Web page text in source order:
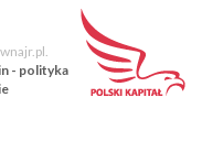
- polityka